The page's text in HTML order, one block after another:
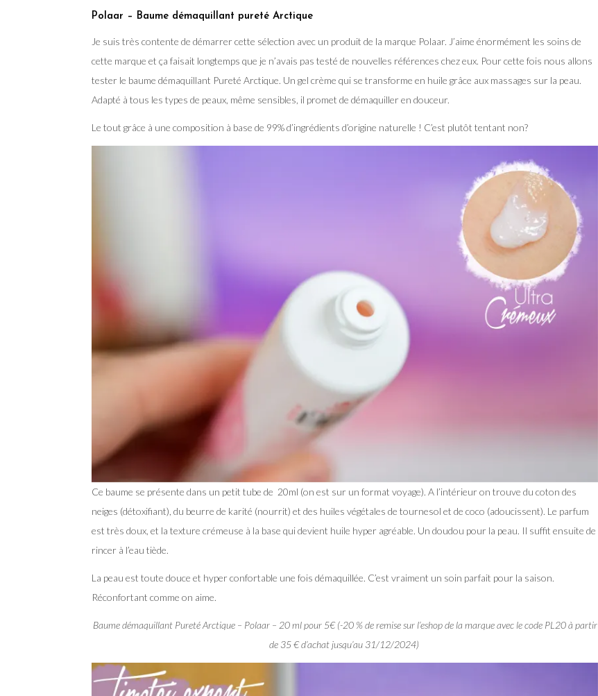
Polaar – Baume démaquillant pureté Arctique
Je suis très contente de démarrer cette sélection avec un produit de la marque Polaar. J’aime énormément les soins de
cette marque et ça faisait longtemps que je n’avais pas testé de nouvelles références chez eux. Pour cette fois nous allons
tester le baume démaquillant Pureté Arctique. Un gel crème qui se transforme en huile grâce aux massages sur la peau.
Adapté à tous les types de peaux, même sensibles, il promet de démaquiller en douceur.
Le tout grâce à une composition à base de 99% d’ingrédients d’origine naturelle ! C’est plutôt tentant non?
Ce baume se présente dans un petit tube de 20ml (on est sur un format voyage). A l’intérieur on trouve du coton des
neiges (détoxifiant), du beurre de karité (nourrit) et des huiles végétales de tournesol et de coco (adoucissent). Le parfum
est très doux, et la texture crémeuse à la base qui devient huile hyper agréable. Un doudou pour la peau. Il suffit ensuite de
rincer à l’eau tiède.
La peau est toute douce et hyper confortable une fois démaquillée. C’est vraiment un soin parfait pour la saison.
Réconfortant comme on aime.
Baume démaquillant Pureté Arctique – Polaar – 20 ml pour 5€ (-20 % de remise sur l’eshop de la marque avec le code PL20 à partir
de 35 € d’achat jusqu’au 31/12/2024)